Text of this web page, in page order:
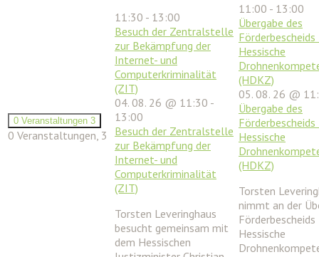
0 Veranstaltungen 3
0 Veranstaltungen, 3
11:30 - 13:00
Besuch der Zentralstelle
zur Bekämpfung der
Internet- und
Computerkriminalität
(ZIT)
04. 08. 26 @ 11:30 -
13:00
Besuch der Zentralstelle
zur Bekämpfung der
Internet- und
Computerkriminalität
(ZIT)
Torsten Leveringhaus
besucht gemeinsam mit
dem Hessischen
11:00 - 13:00
Übergabe des
Hessische
(HDKZ)
05. 08. 26 @
Übergabe des
Hessische
(HDKZ)
Torsten
nimmt an der
Hessische